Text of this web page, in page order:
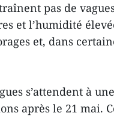
pas de
et l’humidité
et, dans
s’attendent à
après le 21 mai.